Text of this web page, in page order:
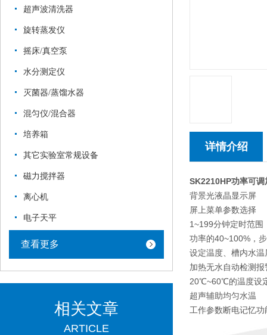
超声波清洗器
旋转蒸发仪
摇床/真空泵
水分测定仪
灭菌器/蒸馏水器
混匀仪/混合器
培养箱
其它实验室常规设备
磁力搅拌器
离心机
电子天平
查看更多
相关文章
ARTICLE
详情介绍
SK2210HP功率可调
背景光液晶显示屏
屏上菜单参数选择
1~199分钟定时范围
功率的40~100%，
设定温度、槽内水
加热无水自动检测报
20℃~60℃的温度设
超声辅助均匀水温
工作参数断电记忆功